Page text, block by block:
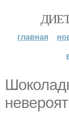
главная